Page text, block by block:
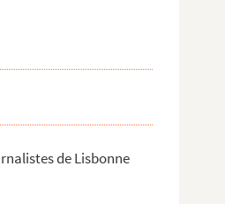
de Lisbonne